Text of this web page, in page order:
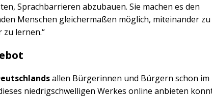
Sprachbarrieren abzubauen. Sie machen es den
Menschen gleichermaßen möglich, miteinander zu
lernen.“
allen Bürgerinnen und Bürgern schon im
niedrigschwelligen Werkes online anbieten